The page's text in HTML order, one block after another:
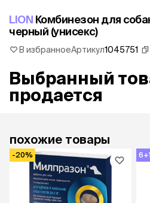
LION Комбинезон для
черный (унисекс)
В избранноеАртикул1045751
Выбранный
продается
похожие товары
-20% 6+1